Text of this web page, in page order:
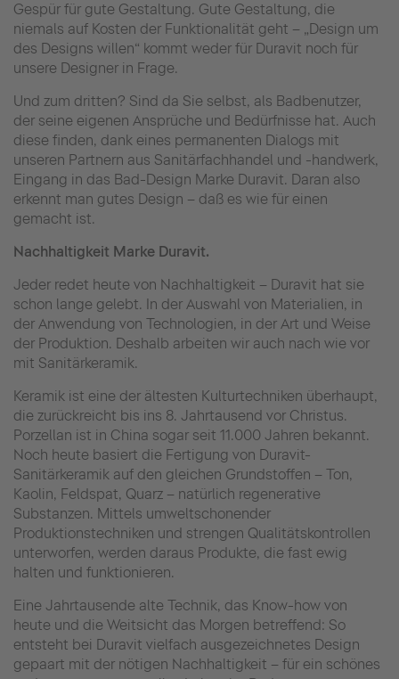
Gespür für gute Gestaltung. Gute Gestaltung, die
niemals auf Kosten der Funktionalität geht – „Design um
des Designs willen“ kommt weder für Duravit noch für
unsere Designer in Frage.
Und zum dritten? Sind da Sie selbst, als Badbenutzer,
der seine eigenen Ansprüche und Bedürfnisse hat. Auch
diese finden, dank eines permanenten Dialogs mit
unseren Partnern aus Sanitärfachhandel und -handwerk,
Eingang in das Bad-Design Marke Duravit. Daran also
erkennt man gutes Design – daß es wie für einen
gemacht ist.
Nachhaltigkeit Marke Duravit.
Jeder redet heute von Nachhaltigkeit – Duravit hat sie
schon lange gelebt. In der Auswahl von Materialien, in
der Anwendung von Technologien, in der Art und Weise
der Produktion. Deshalb arbeiten wir auch nach wie vor
mit Sanitärkeramik.
Keramik ist eine der ältesten Kulturtechniken überhaupt,
die zurückreicht bis ins 8. Jahrtausend vor Christus.
Porzellan ist in China sogar seit 11.000 Jahren bekannt.
Noch heute basiert die Fertigung von Duravit-
Sanitärkeramik auf den gleichen Grundstoffen – Ton,
Kaolin, Feldspat, Quarz – natürlich regenerative
Substanzen. Mittels umweltschonender
Produktionstechniken und strengen Qualitätskontrollen
unterworfen, werden daraus Produkte, die fast ewig
halten und funktionieren.
Eine Jahrtausende alte Technik, das Know-how von
heute und die Weitsicht das Morgen betreffend: So
entsteht bei Duravit vielfach ausgezeichnetes Design
gepaart mit der nötigen Nachhaltigkeit – für ein schönes